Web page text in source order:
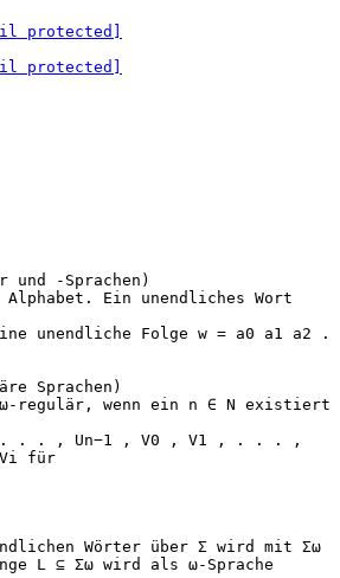
protected]
protected]
-Sprachen)
Ein unendliches Wort
unendliche Folge w = a0 a1 a2 .
Sprachen)
regulär, wenn ein n ∈ N existiert
, . . . , Un−1 , V0 , V1 , . . . ,
Vi für
Wörter über Σ wird mit Σω
L ⊆ Σω wird als ω-Sprache